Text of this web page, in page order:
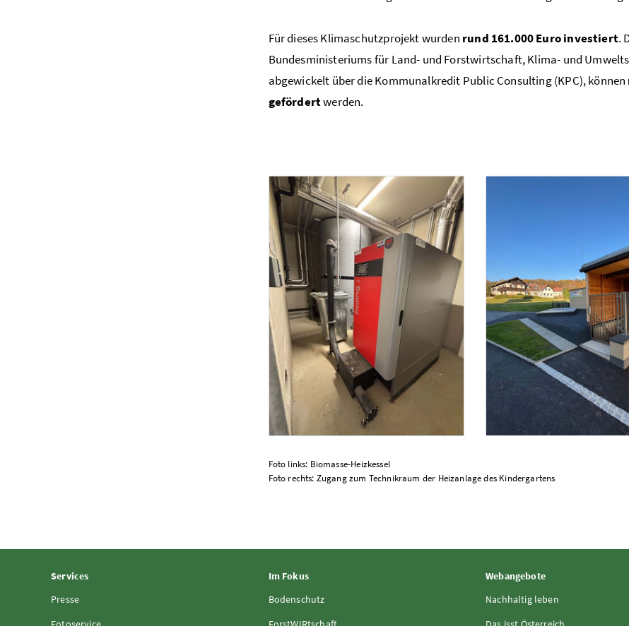
Für dieses Klimaschutzprojekt wurden rund 161.000 Euro investiert.
Bundesministeriums für Land- und Forstwirtschaft, Klima- und
abgewickelt über die Kommunalkredit Public Consulting (KPC), können
gefördertwerden.
Foto links: Biomasse-Heizkessel
Foto rechts: Zugang zum Technikraum der Heizanlage des Kindergartens
Services
Presse
Im Fokus
Bodenschutz
Webangebote
Nachhaltig leben